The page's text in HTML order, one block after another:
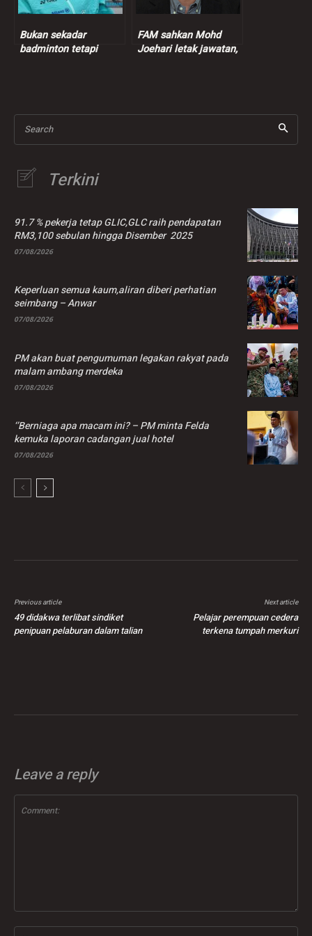
Bukan sekadar
badminton tetapi
FAM sahkan Mohd
Joehari letak jawatan,
Search
Terkini
91.7 % pekerja tetap GLIC,GLC raih pendapatan
RM3,100 sebulan hingga Disember 2025
07/08/2026
Keperluan semua kaum,aliran diberi perhatian
seimbang – Anwar
07/08/2026
PM akan buat pengumuman legakan rakyat pada
malam ambang merdeka
07/08/2026
‘’Berniaga apa macam ini? – PM minta Felda
kemuka laporan cadangan jual hotel
07/08/2026
Previous article
49 didakwa terlibat sindiket
penipuan pelaburan dalam talian
Next article
Pelajar perempuan cedera
terkena tumpah merkuri
Leave a reply